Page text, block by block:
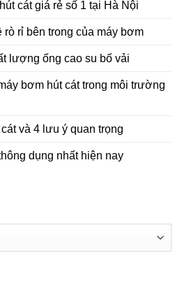
cát giá rẻ số 1 tại Hà Nội
rỉ bên trong của máy bơm
lượng ống cao su bố vải
bơm hút cát trong môi trường
và 4 lưu ý quan trọng
dụng nhất hiện nay